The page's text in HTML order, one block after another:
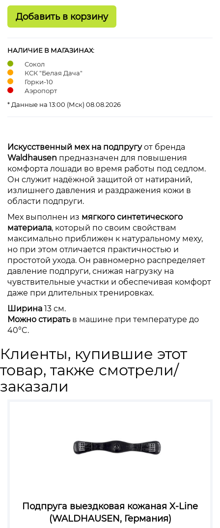
НАЛИЧИЕ В МАГАЗИНАХ:
Сокол
КСК "Белая Дача"
Горки-10
Аэропорт
* Данные на 13:00 (Мск) 08.08.2026
Искусственный мех на подпругуот бренда
Waldhausen предназначен для повышения
комфорта лошади во время работы под седлом.
Он служит надёжной защитой от натираний,
излишнего давления и раздражения кожи в
области подпруги.
Мех выполнен из мягкого синтетического
материала, который по своим свойствам
максимально приближен к натуральному меху,
но при этом отличается практичностью и
простотой ухода. Он равномерно распределяет
давление подпруги, снижая нагрузку на
чувствительные участки и обеспечивая комфорт
даже при длительных тренировках.
Ширина 13 см.
Можно стирать в машине при температуре до
40°C.
Клиенты, купившие этот
товар, также смотрели/
заказали
Подпруга выездковая кожаная X-Line
(WALDHAUSEN, Германия)